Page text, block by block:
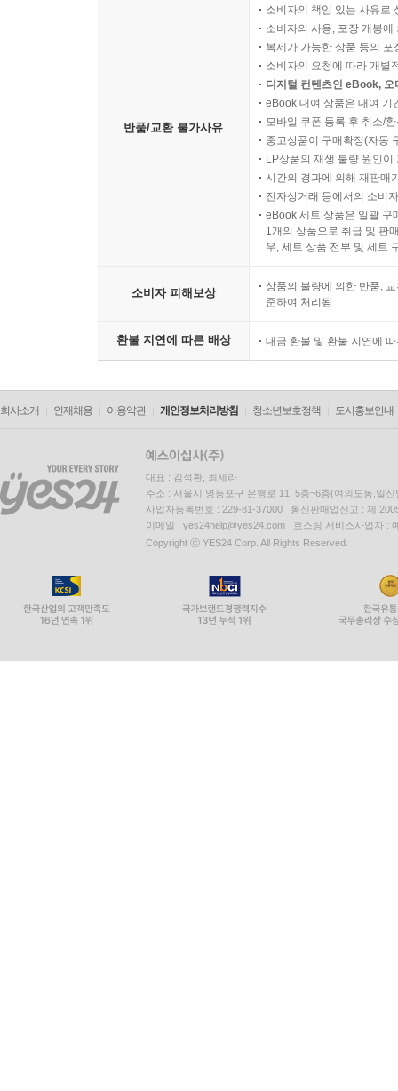
반품/교환 불가사유
소비자의 책임 있는 사유로
소비자의 사용, 포장 개봉
복제가 가능한 상품 등의
소비자의 요청에 따라 개별
디지털 컨텐츠인 eBook,
eBook 대여 상품은 대여 기
모바일 쿠폰 등록 후 취소/
중고상품이 구매확정(자동
LP상품의 재생 불량 원인
시간의 경과에 의해 재판매
전자상거래 등에서의 소비
eBook 세트 상품은 일괄 구
1개의 상품으로 취급 및 판
우, 세트 상품 전부 및 세트
소비자 피해보상
상품의 불량에 의한 반품,
준하여 처리됨
환불 지연에 따른 배상 대금 환불 및 환불 지연에
회사소개 인재채용 이용약관 개인정보처리방침 청소년보호정책 도서홍보안내
대표 : 김석환, 최세라
주소 : 서울시 영등포구 은행로 11, 5층~6층(여의도동,일신
사업자등록번호 : 229-81-37000 통신판매업신고 : 제
이메일 : yes24help@yes24.com 호스팅 서비스사업자 :
Copyright ⓒ YES24 Corp. All Rights Reserved.